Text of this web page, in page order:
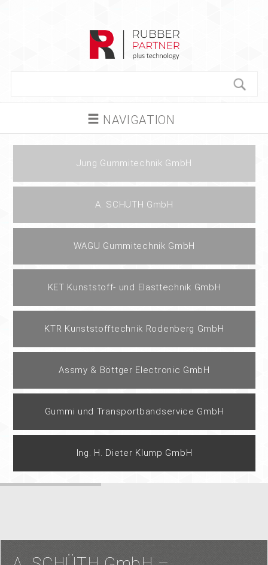
NAVIGATION
Jung Gummitechnik GmbH
A. SCHÜTH GmbH
WAGU Gummitechnik GmbH
KET Kunststoff- und Elasttechnik GmbH
KTR Kunststofftechnik Rodenberg GmbH
Assmy & Böttger Electronic GmbH
Gummi und Transportbandservice GmbH
Ing. H. Dieter Klump GmbH